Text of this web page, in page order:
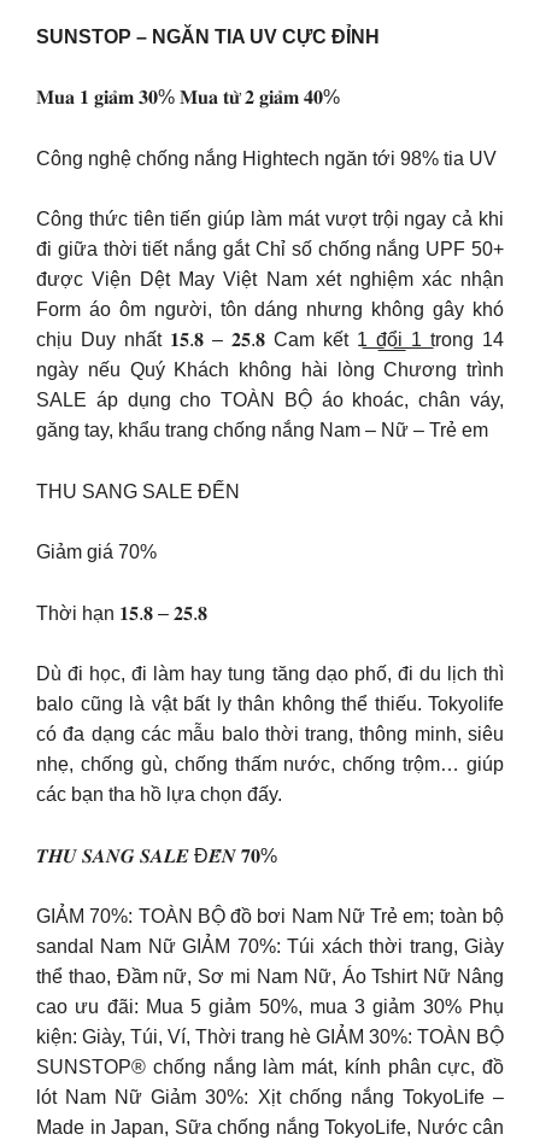
SUNSTOP – NGĂN TIA UV CỰC ĐỈNH
𝐌𝐮𝐚 𝟏 𝐠𝐢𝐚̉𝐦 𝟑𝟎% 𝐌𝐮𝐚 𝐭𝐮̛̀ 𝟐 𝐠𝐢𝐚̉𝐦 𝟒𝟎%
Công nghệ chống nắng Hightech ngăn tới 98% tia UV
Công thức tiên tiến giúp làm mát vượt trội ngay cả khi
đi giữa thời tiết nắng gắt Chỉ số chống nắng UPF 50+
được Viện Dệt May Việt Nam xét nghiệm xác nhận
Form áo ôm người, tôn dáng nhưng không gây khó
chịu Duy nhất 𝟏𝟓.𝟖 – 𝟐𝟓.𝟖 Cam kết 1͟ ͟đ͟ổ͟i͟ ͟1͟ trong 14
ngày nếu Quý Khách không hài lòng Chương trình
SALE áp dụng cho TOÀN BỘ áo khoác, chân váy,
găng tay, khẩu trang chống nắng Nam – Nữ – Trẻ em
THU SANG SALE ĐẾN
Giảm giá 70%
Thời hạn 𝟏𝟓.𝟖 – 𝟐𝟓.𝟖
Dù đi học, đi làm hay tung tăng dạo phố, đi du lịch thì
balo cũng là vật bất ly thân không thể thiếu. Tokyolife
có đa dạng các mẫu balo thời trang, thông minh, siêu
nhẹ, chống gù, chống thấm nước, chống trộm… giúp
các bạn tha hồ lựa chọn đấy.
𝑻𝑯𝑼 𝑺𝑨𝑵𝑮 𝑺𝑨𝑳𝑬 Đ𝑬̂́𝑵 𝟕𝟎%
GIẢM 70%: TOÀN BỘ đồ bơi Nam Nữ Trẻ em; toàn bộ
sandal Nam Nữ GIẢM 70%: Túi xách thời trang, Giày
thể thao, Đầm nữ, Sơ mi Nam Nữ, Áo Tshirt Nữ Nâng
cao ưu đãi: Mua 5 giảm 50%, mua 3 giảm 30% Phụ
kiện: Giày, Túi, Ví, Thời trang hè GIẢM 30%: TOÀN BỘ
SUNSTOP® chống nắng làm mát, kính phân cực, đồ
lót Nam Nữ Giảm 30%: Xịt chống nắng TokyoLife –
Made in Japan, Sữa chống nắng TokyoLife, Nước cân